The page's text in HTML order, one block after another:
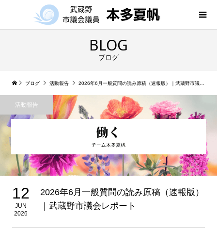
BLOG
ブログ
ブログ 活動報告 2026年6月一般質問の読み原稿（速報版）｜武蔵野市議会レポート
活動報告
12
JUN
2026
2026年6月一般質問の読み原稿（速報版）
｜武蔵野市議会レポート